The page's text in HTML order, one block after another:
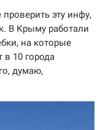
эту инфу,
В Крыму работали
на которые
в 10 города
думаю,